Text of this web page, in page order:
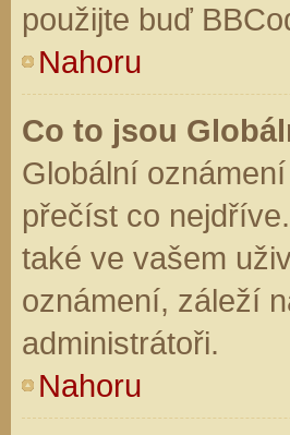
použijte buď
Nahoru
Co to jsou
Globální
přečíst co
také ve vašem
oznámení, záleží
administrátoři.
Nahoru